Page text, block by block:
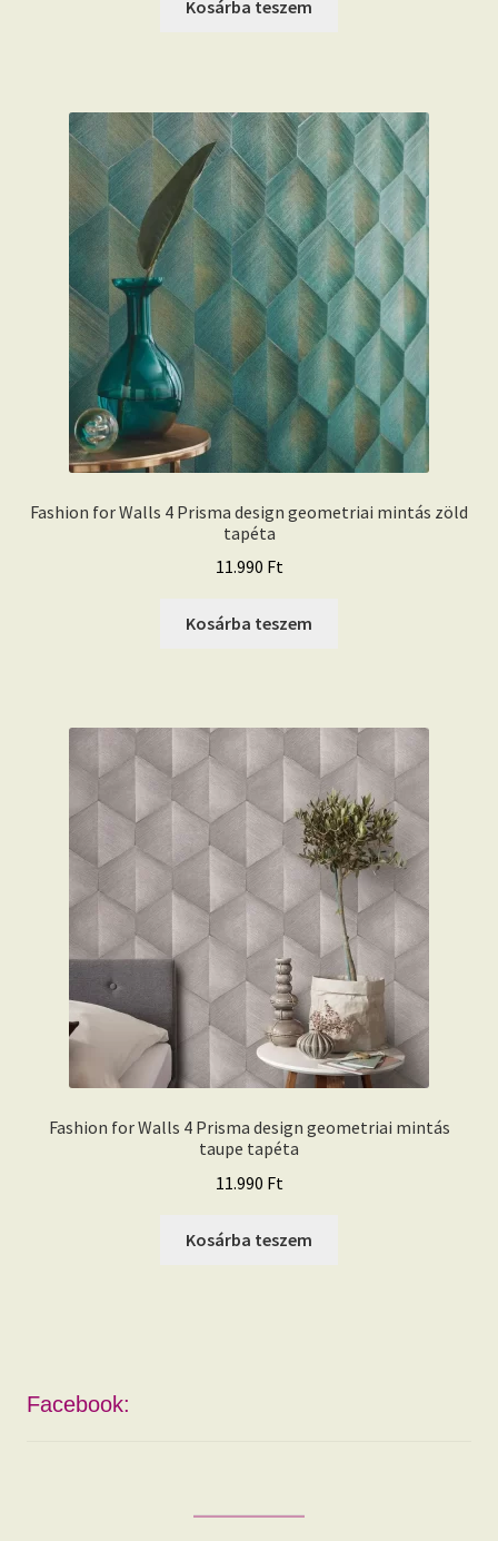
Kosárba teszem
Fashion for Walls 4 Prisma design geometriai mintás zöld
tapéta
11.990 Ft
Kosárba teszem
Fashion for Walls 4 Prisma design geometriai mintás
taupe tapéta
11.990 Ft
Kosárba teszem
Facebook: